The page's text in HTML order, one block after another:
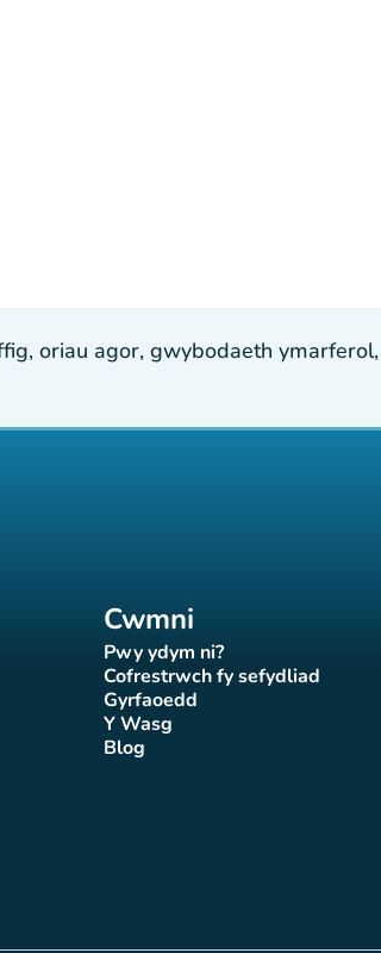
oriau agor, gwybodaeth ymarferol,
Cwmni
Pwy ydym ni?
(tab newydd)
Cofrestrwch fy sefydliad
(tab newydd)
Gyrfaoedd(tab newydd)
Y Wasg(tab newydd)
Blog(tab newydd)